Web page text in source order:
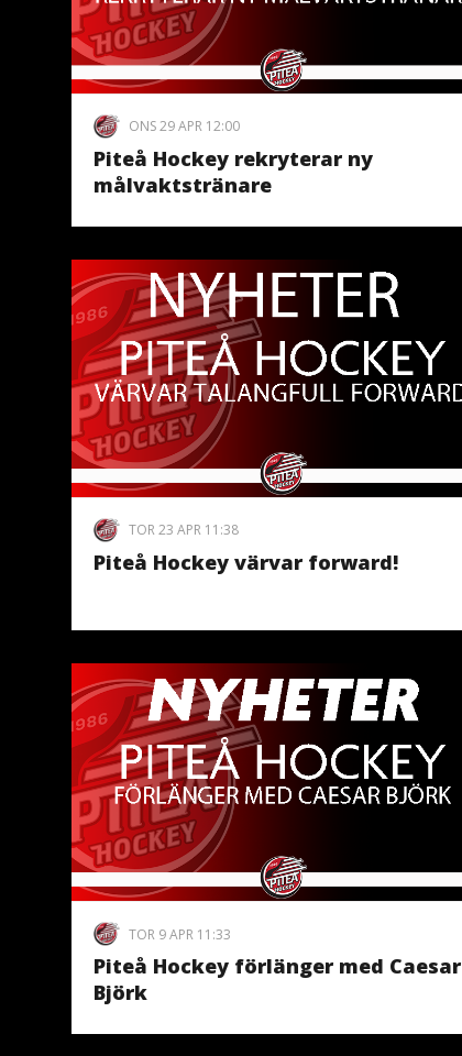
ONS 29 APR 12:00
Piteå Hockey rekryterar ny
målvaktstränare
TOR 23 APR 11:38
Piteå Hockey värvar forward!
TOR 9 APR 11:33
Piteå Hockey förlänger med Caesar
Björk